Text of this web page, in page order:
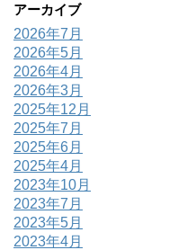
アーカイブ
2026年7月
2026年5月
2026年4月
2026年3月
2025年12月
2025年7月
2025年6月
2025年4月
2023年10月
2023年7月
2023年5月
2023年4月